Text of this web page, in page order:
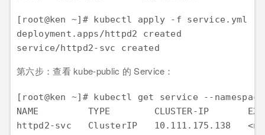
[root@ken ~]# kubectl apply -f service.yml
deployment.apps/httpd2 created
service/httpd2-svc created
第六步：查看 kube-public 的 Service：
[root@ken ~]# kubectl get service --
NAME         TYPE        CLUSTER-IP
httpd2-svc   ClusterIP   10.111.175.138